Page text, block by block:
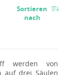
Sortieren
nach
werden von
auf drei Säulen